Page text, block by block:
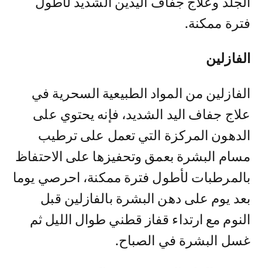
فترة ممكنة.
الفازلين
الفازلين من المواد الطبيعية السحرية في
علاج جفاف اليد الشديد، فإنه يحتوي على
الدهون المركزة التي تعمل على ترطيب
مسام البشرة بعمق وتحفيزها على الاحتفاظ
بالمرطبات لأطول فترة ممكنة، احرصي يوما
بعد يوم على دهن البشرة بالفازلين قبل
النوم مع ارتداء قفاز قطني طوال الليل ثم
غسل البشرة في الصباح.